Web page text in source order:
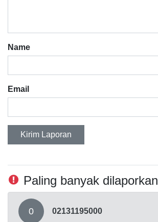
Name
Email
Kirim Laporan
Paling banyak dilaporkan
0 02131195000